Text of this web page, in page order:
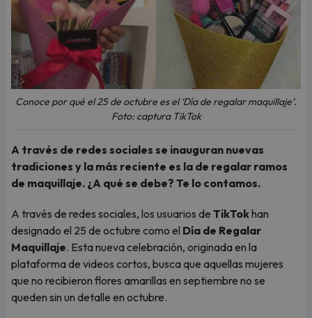
Conoce por qué el 25 de octubre es el ‘Día de regalar maquillaje’.
Foto: captura TikTok
A través de redes sociales se inauguran nuevas
tradiciones y la más reciente es la de regalar ramos
de maquillaje. ¿A qué se debe? Te lo contamos.
A través de redes sociales, los usuarios de TikTokhan
designado el 25 de octubre como el Día de Regalar
Maquillaje. Esta nueva celebración, originada en la
plataforma de videos cortos, busca que aquellas mujeres
que no recibieron flores amarillas en septiembre no se
queden sin un detalle en octubre.